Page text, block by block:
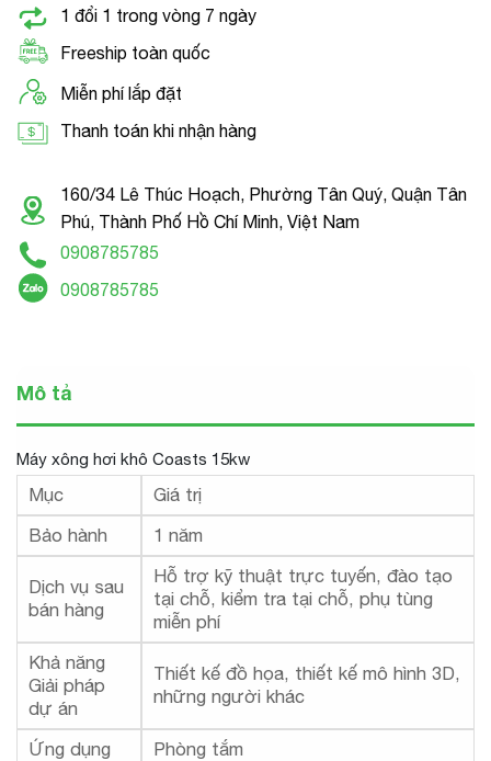
1 đổi 1 trong vòng 7 ngày
Freeship toàn quốc
Miễn phí lắp đặt
Thanh toán khi nhận hàng
160/34 Lê Thúc Hoạch, Phường Tân Quý, Quận Tân
Phú, Thành Phố Hồ Chí Minh, Việt Nam
0908785785
0908785785
Mô tả
Máy xông hơi khô Coasts 15kw
Mục
Giá trị
Bảo hành
1 năm
Dịch vụ sau
bán hàng
Hỗ trợ kỹ thuật trực tuyến, đào tạo
tại chỗ, kiểm tra tại chỗ, phụ tùng
miễn phí
Khả năng
Giải pháp
dự án
Thiết kế đồ họa, thiết kế mô hình 3D,
những người khác
Ứng dụng
Phòng tắm